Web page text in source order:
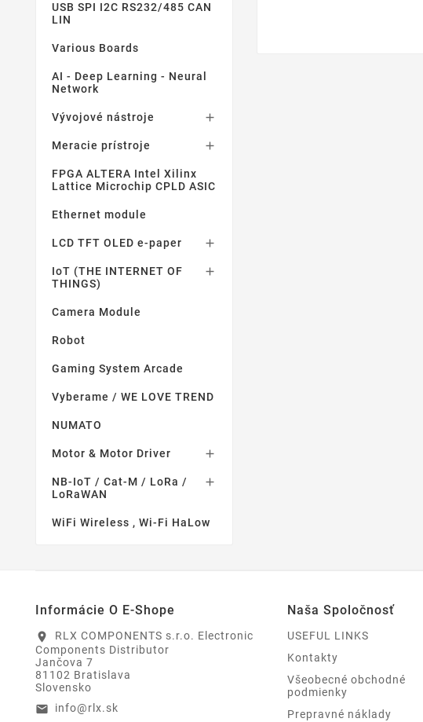
USB SPI I2C RS232/485 CAN
LIN
Various Boards
AI - Deep Learning - Neural
Network
Vývojové nástroje 
Meracie prístroje 
FPGA ALTERA Intel Xilinx
Lattice Microchip CPLD ASIC
Ethernet module
LCD TFT OLED e-paper 
IoT (THE INTERNET OF
THINGS)

Camera Module
Robot
Gaming System Arcade
Vyberame / WE LOVE TREND
NUMATO
Motor & Motor Driver 
NB-IoT / Cat-M / LoRa /
LoRaWAN

WiFi Wireless , Wi-Fi HaLow
Informácie O E-Shope
location_on
RLX COMPONENTS s.r.o. Electronic
Components Distributor
Jančova 7
81102 Bratislava
Slovensko
email info@rlx.sk
Naša Spoločnosť
USEFUL LINKS
Kontakty
Všeobecné obchodné
podmienky
Prepravné náklady